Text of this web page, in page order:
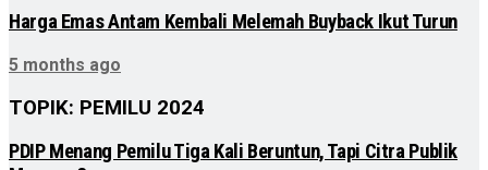
Harga Emas Antam Kembali Melemah Buyback Ikut Turun
5 months ago
TOPIK: PEMILU 2024
PDIP Menang Pemilu Tiga Kali Beruntun, Tapi Citra Publik